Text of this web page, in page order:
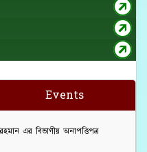
Events
এর বিভাগীয় অনাপত্তিপত্র